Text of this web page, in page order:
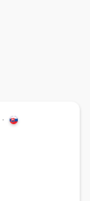
·